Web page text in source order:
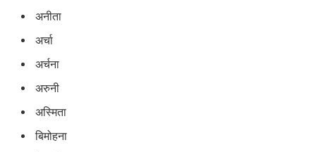
अनीता
अर्चा
अर्चना
अरुनी
अस्मिता
बिमोहना